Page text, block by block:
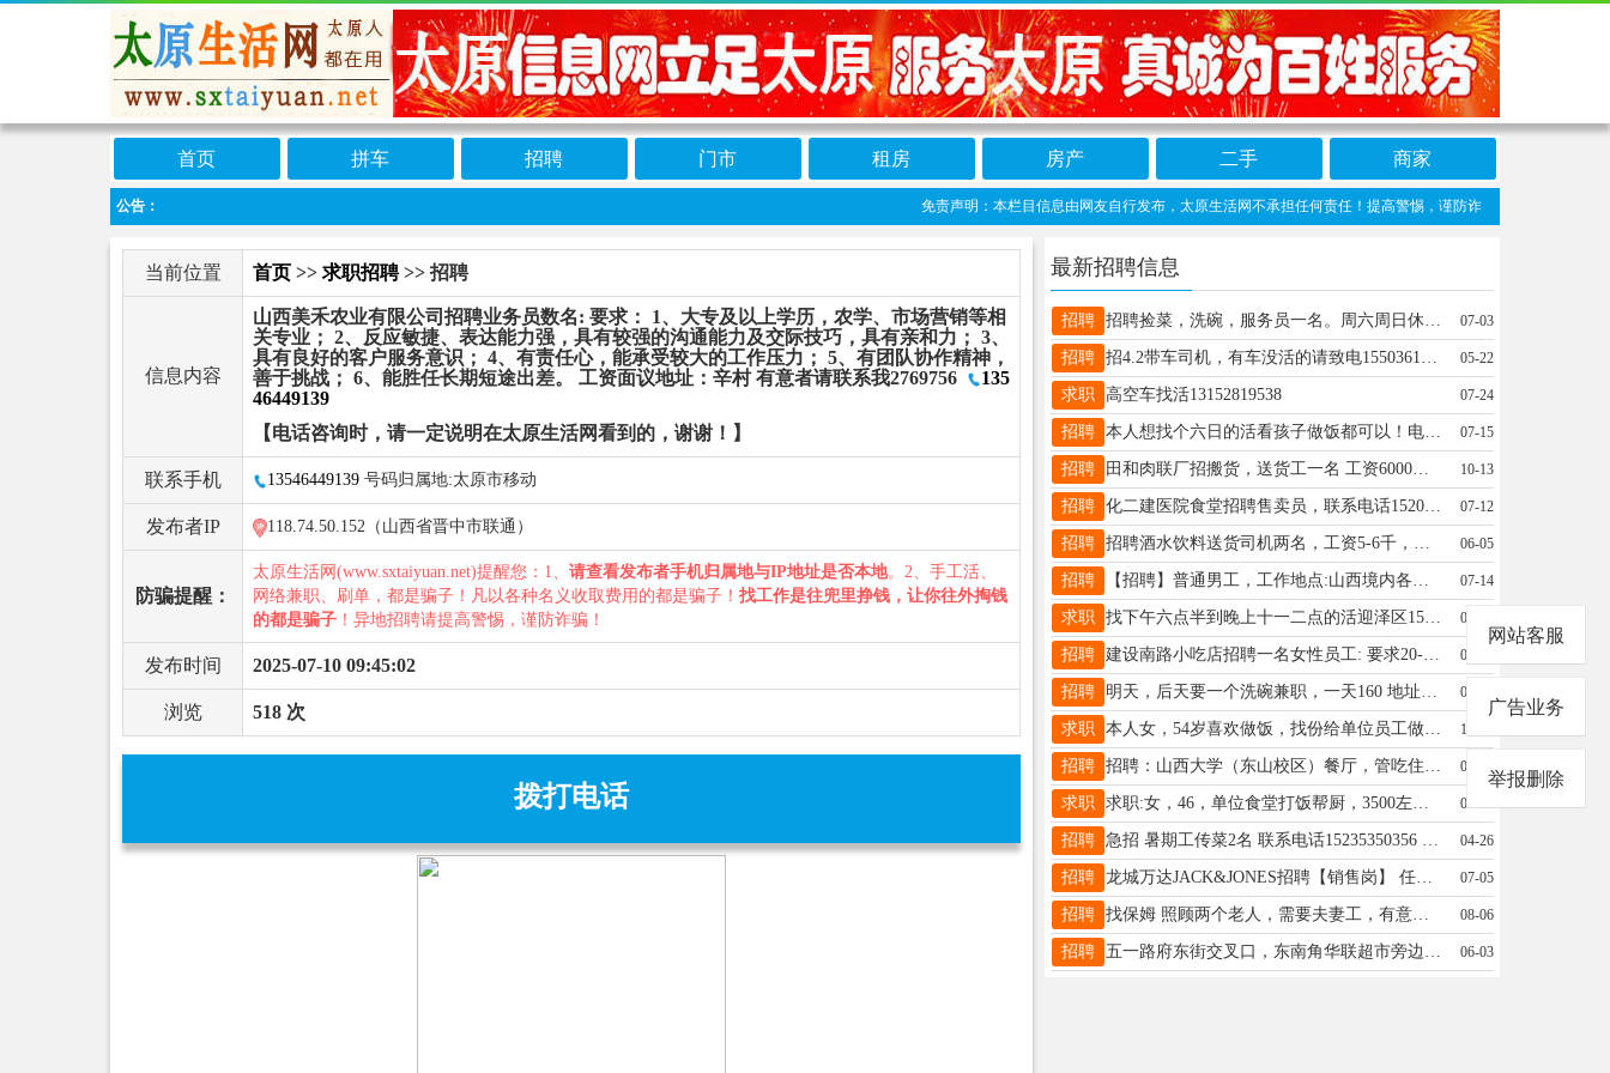
首页 拼车 招聘 门市 租房 房产 二手 商家
公告： 免责声明：本栏目信息由网友自行发布，太原生活网不承担任何责任！提高警惕，谨防诈骗！做推广、做信息置
当前位置 首页 >> 求职招聘>> 招聘
信息内容
山西美禾农业有限公司招聘业务员数名: 要求： 1、大专及以上学历，农学、市场营销等相
关专业； 2、反应敏捷、表达能力强，具有较强的沟通能力及交际技巧，具有亲和力； 3、
具有良好的客户服务意识； 4、有责任心，能承受较大的工作压力； 5、有团队协作精神，
善于挑战； 6、能胜任长期短途出差。 工资面议地址：辛村 有意者请联系我2769756
135
46449139
【电话咨询时，请一定说明在太原生活网看到的，谢谢！】
联系手机 13546449139 号码归属地:太原市移动
发布者IP 118.74.50.152（山西省晋中市联通）
防骗提醒：
太原生活网(www.sxtaiyuan.net)提醒您：1、 请查看发布者手机归属地与IP地址是否本地。2、手工活、
网络兼职、刷单，都是骗子！凡以各种名义收取费用的都是骗子！ 找工作是往兜里挣钱，让你往外掏钱
的都是骗子 ！异地招聘请提高警惕，谨防诈骗！
发布时间 2025-07-10 09:45:02
浏览 518 次
拨打电话
最新招聘信息
招聘 招聘捡菜，洗碗，服务员一名。周六周日休息，节假日全部休息，上养老保险，上班时间早上6:30点到下午2:30 电话18903514519 地址：嘉华街9号国家电网 07-03
招聘 招4.2带车司机，有车没活的请致电15503611319 05-22
求职 高空车找活13152819538 07-24
招聘 本人想找个六日的活看孩子做饭都可以！电话微信13653642059 07-15
招聘 田和肉联厂招搬货，送货工一名 工资6000到6500电话18235828171 10-13
招聘 化二建医院食堂招聘售卖员，联系电话15203432618 07-12
招聘 招聘酒水饮料送货司机两名，工资5-6千，有经验的可以做底薪+提成(6-9千）地址，万柏林西铭，电话17735185697 06-05
招聘 【招聘】普通男工，工作地点:山西境内各养殖场 工作内容:养殖设备安装，管吃管住 ，年龄18-50，文水附近的优先 工资电联18635831120 陈（微信同号） 07-14
求职 找下午六点半到晚上十一二点的活迎泽区15534463225 06-11
招聘 建设南路小吃店招聘一名女性员工: 要求20-55岁之间，有良好的沟通能力，吃苦耐劳，有责任心 最好是附近居住，每天工作8-9小时，月工资4000元。 有意者请拨打15535177678联系！ 07-03
招聘 明天，后天要一个洗碗兼职，一天160 地址太原市万柏林区前北屯路文兴苑干一天或者两天都行 电话18834884140 07-24
求职 本人女，54岁喜欢做饭，找份给单位员工做饭的工作十人左右，有十年以上的工作经验了，要求在万柏林区咐近，工资5000 左右，联系电话19935123341 10-13
招聘 招聘：山西大学（东山校区）餐厅，管吃住 要求年龄20-55岁会售餐，能简单跟同学沟通。 工作时间：早8点到午2点 下午4点到晚9点 工资4000元，月休2天。 详询17836038890 08-05
求职 求职:女，46，单位食堂打饭帮厨，3500左右，单双休都可以，工资能按时到账，有需要可以联系，电话15234122012郝 06-06
招聘 急招 暑期工传菜2名 联系电话15235350356 工资3000 地址：晋源区绿地世纪城一期印湘园精品湘菜招聘 04-26
招聘 龙城万达JACK&JONES招聘【销售岗】 任职要求: 35岁以内，男女不限，有相关工作经验者优先 薪资福利： 平均工资4000-12000、五险、十三薪、带薪年假、带薪休假每月四天、法定节假日三薪、一年免费8套工装 联系电话：15536831995 07-05
招聘 找保姆 照顾两个老人，需要夫妻工，有意者联系电话13403454417 08-06
招聘 五一路府东街交叉口，东南角华联超市旁边某学校，招聘保安2名，6个小时班，年龄60岁以下，联系电话15333519868李队 06-03
网站客服
广告业务
举报删除